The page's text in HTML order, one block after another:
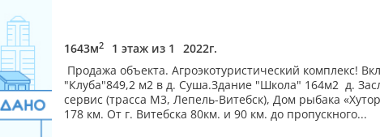
1643м2 1 этаж из 1
2022г.
Продажа объекта. Агроэкотуристический комплекс!
"Клуба"849,2 м2 в д. Суша.Здание "Школа" 164м2 д.
сервис (трасса М3, Лепель-Витебск), Дом рыбака
178 км. От г. Витебска 80км. и 90 км. до пропускного...